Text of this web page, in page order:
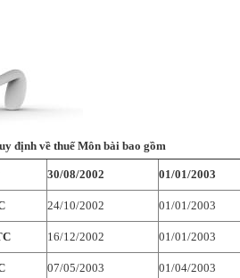
định về thuế Môn bài bao gồm
30/08/2002 01/01/2003
24/10/2002 01/01/2003
16/12/2002 01/01/2003
07/05/2003 01/04/2003